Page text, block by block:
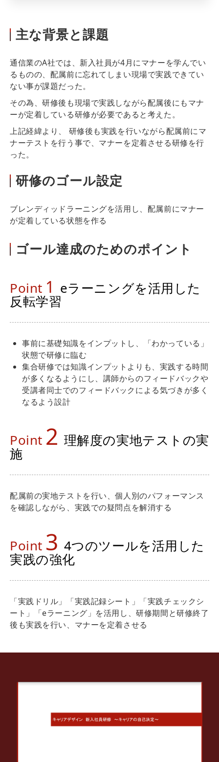
主な背景と課題
通信業のA社では、新入社員が4月にマナーを学んでい
るものの、配属前に忘れてしまい現場で実践できてい
ない事が課題だった。
その為、研修後も現場で実践しながら配属後にもマナ
ーが定着している研修が必要であると考えた。
上記経緯より、 研修後も実践を行いながら配属前にマ
ナーテストを行う事で、マナーを定着させる研修を行
った。
研修のゴール設定
ブレンディッドラーニングを活用し、配属前にマナー
が定着している状態を作る
ゴール達成のためのポイント
Point 1 eラーニングを活用した
反転学習
事前に基礎知識をインプットし、「わかっている」
状態で研修に臨む
集合研修では知識インプットよりも、実践する時間
が多くなるようにし、講師からのフィードバックや
受講者同士でのフィードバックによる気づきが多く
なるよう設計
Point 2 理解度の実地テストの実
施
配属前の実地テストを行い、個人別のパフォーマンス
を確認しながら、実践での疑問点を解消する
Point 3 4つのツールを活用した
実践の強化
「実践ドリル」「実践記録シート」「実践チェックシ
ート」「eラーニング」を活用し、研修期間と研修終了
後も実践を行い、マナーを定着させる